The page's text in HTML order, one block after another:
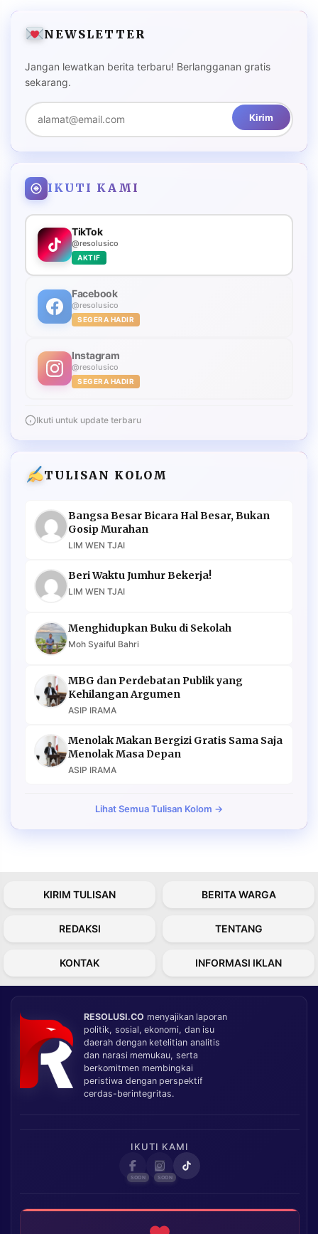
NEWSLETTER
Jangan lewatkan berita terbaru! Berlangganan gratis
sekarang.
Kirim
IKUTI KAMI
TikTok
@resolusico
AKTIF
Facebook
@resolusico
SEGERA HADIR
Instagram
@resolusico
SEGERA HADIR
Ikuti untuk update terbaru
TULISAN KOLOM
Bangsa Besar Bicara Hal Besar, Bukan
Gosip Murahan
LIM WEN TJAI
Beri Waktu Jumhur Bekerja!
LIM WEN TJAI
Menghidupkan Buku di Sekolah
Moh Syaiful Bahri
MBG dan Perdebatan Publik yang
Kehilangan Argumen
ASIP IRAMA
Menolak Makan Bergizi Gratis Sama Saja
Menolak Masa Depan
ASIP IRAMA
Lihat Semua Tulisan Kolom →
KIRIM TULISAN BERITA WARGA
REDAKSI TENTANG
KONTAK INFORMASI IKLAN
RESOLUSI.CO menyajikan laporan
politik, sosial, ekonomi, dan isu
daerah dengan ketelitian analitis
dan narasi memukau, serta
berkomitmen membingkai
peristiwa dengan perspektif
cerdas-berintegritas.
IKUTI KAMI